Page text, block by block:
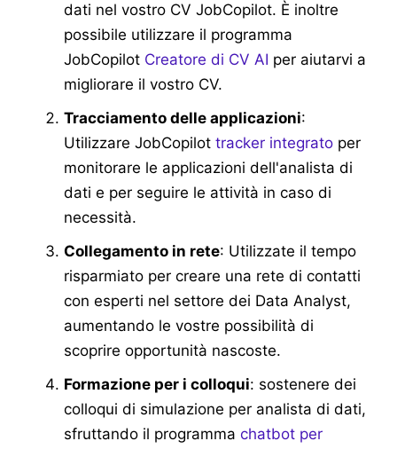
dati nel vostro CV JobCopilot. È inoltre
possibile utilizzare il programma
JobCopilot Creatore di CV AI per aiutarvi a
migliorare il vostro CV.
Tracciamento delle applicazioni:
Utilizzare JobCopilottracker integrato per
monitorare le applicazioni dell'analista di
dati e per seguire le attività in caso di
necessità.
Collegamento in rete: Utilizzate il tempo
risparmiato per creare una rete di contatti
con esperti nel settore dei Data Analyst,
aumentando le vostre possibilità di
scoprire opportunità nascoste.
Formazione per i colloqui: sostenere dei
colloqui di simulazione per analista di dati,
sfruttando il programmachatbot per